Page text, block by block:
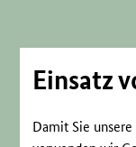
Einsatz
Damit Sie